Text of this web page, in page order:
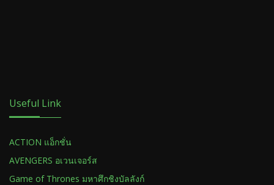
Useful Link
ACTION แอ็กชั่น
AVENGERS อเวนเจอร์ส
Game of Thrones มหาศึกชิงบัลลังก์